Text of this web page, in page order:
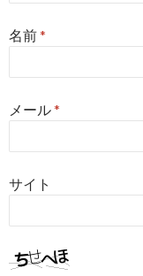
名前*
メール*
サイト